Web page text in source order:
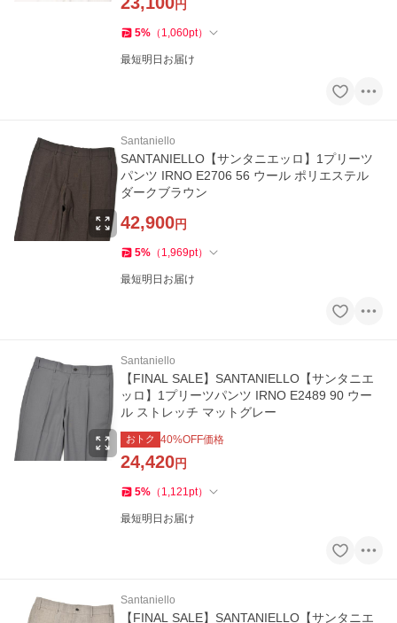
円
5% （ 1,060pt）
最短明日お届け
Santaniello
SANTANIELLO【サンタニエッロ】1プリーツ
パンツ IRNO E2706 56 ウール ポリエステル
ダークブラウン
42,900円
5% （ 1,969pt）
最短明日お届け
Santaniello
【FINAL SALE】SANTANIELLO【サンタニエ
ッロ】1プリーツパンツ IRNO E2489 90 ウー
ル ストレッチ マットグレー
おトク 40%OFF価格
24,420円
5% （ 1,121pt）
最短明日お届け
Santaniello
【FINAL SALE】SANTANIELLO【サンタニエ